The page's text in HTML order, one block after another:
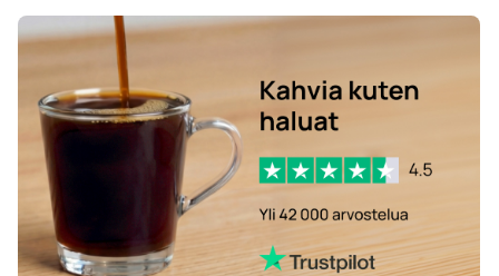
Kaffekapslen-kahvikapselit Dolce Gusto -koneisiin
Starbucksin® grande-kapselit Dolce Gusto -koneisiin